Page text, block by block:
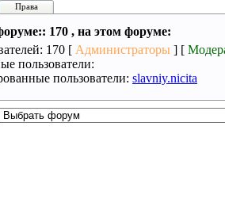
Права
170 , на этом форуме:
170 [ Администраторы ] [
пользователи:
пользователи: slavniy.nicita